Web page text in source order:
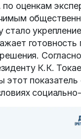
по оценкам
стало
К.К.
этот